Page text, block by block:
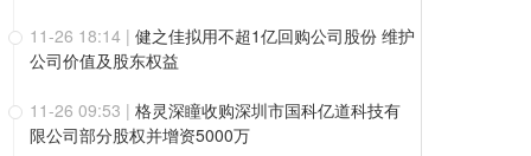
11-26 18:14 | 健之佳拟用不超1亿回购公司股份 维护
公司价值及股东权益
11-26 09:53 | 格灵深瞳收购深圳市国科亿道科技有
限公司部分股权并增资5000万